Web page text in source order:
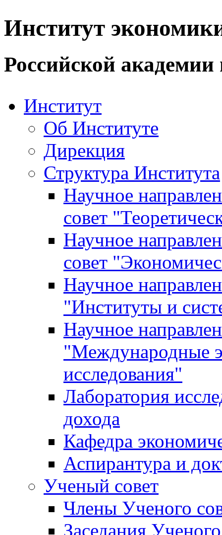
Институт
Российской академии
Институт
Об Институте
Дирекция
Структура Института
Научное
совет
Научное
совет
Научное
"Институты и
Научное
"Международные
исследования"
Лаборатория
дохода
Кафедра
Аспирантура и
Ученый совет
Члены Ученого
Заседания